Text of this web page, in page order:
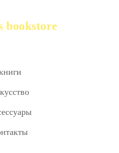
bookstore